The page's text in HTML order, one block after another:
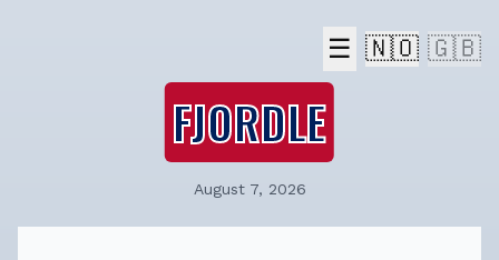
☰ 🇳🇴 🇬🇧
FJORDLE
August 7, 2026